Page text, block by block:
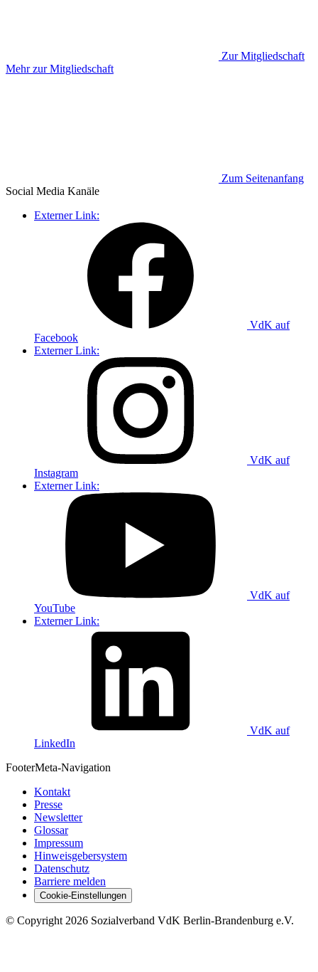
Zur Mitgliedschaft
Mehr zur Mitgliedschaft
Zum Seitenanfang
Social Media Kanäle
Externer Link:
VdK auf
Facebook
Externer Link:
VdK auf
Instagram
Externer Link:
VdK auf
YouTube
Externer Link:
VdK auf
LinkedIn
FooterMeta-Navigation
Kontakt
Presse
Newsletter
Glossar
Impressum
Hinweisgebersystem
Datenschutz
Barriere melden
Cookie-Einstellungen
© Copyright 2026 Sozialverband VdK Berlin-Brandenburg e.V.